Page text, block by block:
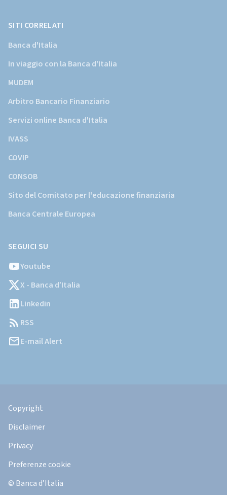
SITI CORRELATI
Banca d'Italia
In viaggio con la Banca d'Italia
MUDEM
Arbitro Bancario Finanziario
Servizi online Banca d'Italia
IVASS
COVIP
CONSOB
Sito del Comitato per l'educazione finanziaria
Banca Centrale Europea
SEGUICI SU
Youtube
X - Banca d’Italia
Linkedin
RSS
E-mail Alert
Legali
Copyright
Disclaimer
Privacy
Preferenze cookie
© Banca d’Italia